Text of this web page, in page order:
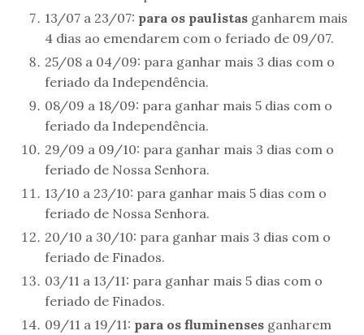
13/07 a 23/07: para os paulistasganharem mais
4 dias ao emendarem com o feriado de 09/07.
25/08 a 04/09: para ganhar mais 3 dias com o
feriado da Independência.
08/09 a 18/09: para ganhar mais 5 dias com o
feriado da Independência.
29/09 a 09/10: para ganhar mais 3 dias com o
feriado de Nossa Senhora.
13/10 a 23/10: para ganhar mais 5 dias com o
feriado de Nossa Senhora.
20/10 a 30/10: para ganhar mais 3 dias com o
feriado de Finados.
03/11 a 13/11: para ganhar mais 5 dias com o
feriado de Finados.
09/11 a 19/11: para os fluminensesganharem